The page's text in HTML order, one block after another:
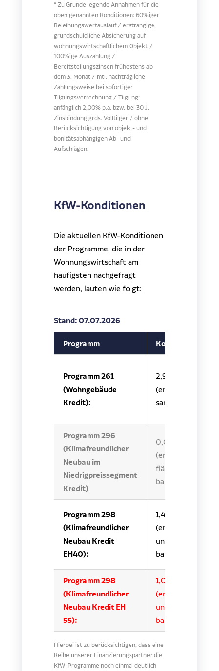
* Zu Grunde legende Annahmen für die
oben genannten Konditionen: 60%iger
Beleihungswertauslauf / erstrangige,
grundschuldliche Absicherung auf
wohnungswirtschaftlichem Objekt /
100%ige Auszahlung /
Bereitstellungszinsen frühestens ab
dem 3. Monat / mtl. nachträgliche
Zahlungsweise bei sofortiger
Tilgungsverrechnung / Tilgung:
anfänglich 2,00% p.a. bzw. bei 30 J.
Zinsbindung grds. Volltilger / ohne
Berücksichtigung von objekt- und
bonitätsabhängigen Ab- und
Aufschlägen.
KfW-Konditionen
Die aktuellen KfW-Konditionen
der Programme, die in der
Wohnungswirtschaft am
häufigsten nachgefragt
werden, lauten wie folgt:
Stand: 07.07.2026
Programm Konditionen
Programm 261
(Wohngebäude
Kredit):
2,90 % – 3,44 %
(energieeffizient
sanieren)
Programm 296
(Klimafreundlicher
Neubau im
Niedrigpreissegment
Kredit)
0,01 % – 1,38 %
(energie- und
flächeneffizient
bauen)
Programm 298
(Klimafreundlicher
Neubau Kredit
EH40):
1,49 % – 2,57 %
(energieeffizient
und nachhaltig
bauen)
Programm 298
(Klimafreundlicher
Neubau Kredit EH
55):
1,00 % – 2,28 %
(energieeffizient
und nachhaltig
bauen)
Hierbei ist zu berücksichtigen, dass eine
Reihe unserer Finanzierungspartner die
KfW-Programme noch einmal deutlich